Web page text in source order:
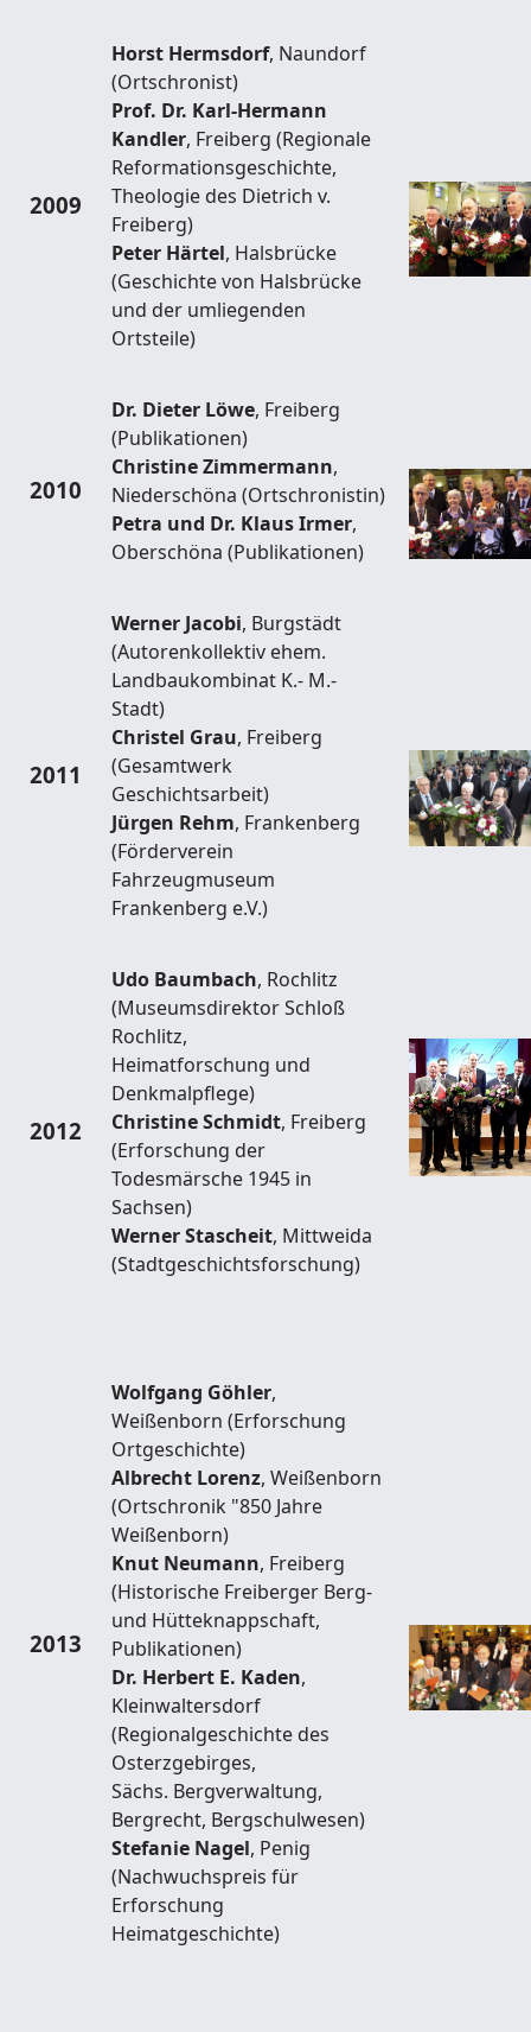
2009
Horst Hermsdorf, Naundorf
(Ortschronist)
Prof. Dr. Karl-Hermann
Kandler, Freiberg (Regionale
Reformationsgeschichte,
Theologie des Dietrich v.
Freiberg)
Peter Härtel, Halsbrücke
(Geschichte von Halsbrücke
und der umliegenden
Ortsteile)
2010
Dr. Dieter Löwe, Freiberg
(Publikationen)
Christine Zimmermann,
Niederschöna (Ortschronistin)
Petra und Dr. Klaus Irmer,
Oberschöna (Publikationen)
2011
Werner Jacobi, Burgstädt
(Autorenkollektiv ehem.
Landbaukombinat K.- M.-
Stadt)
Christel Grau, Freiberg
(Gesamtwerk
Geschichtsarbeit)
Jürgen Rehm, Frankenberg
(Förderverein
Fahrzeugmuseum
Frankenberg e.V.)
2012
Udo Baumbach, Rochlitz
(Museumsdirektor Schloß
Rochlitz,
Heimatforschung und
Denkmalpflege)
Christine Schmidt, Freiberg
(Erforschung der
Todesmärsche 1945 in
Sachsen)
Werner Stascheit, Mittweida
(Stadtgeschichtsforschung)
2013
Wolfgang Göhler,
Weißenborn (Erforschung
Ortgeschichte)
Albrecht Lorenz, Weißenborn
(Ortschronik "850 Jahre
Weißenborn)
Knut Neumann, Freiberg
(Historische Freiberger Berg-
und Hütteknappschaft,
Publikationen)
Dr. Herbert E. Kaden,
Kleinwaltersdorf
(Regionalgeschichte des
Osterzgebirges,
Sächs. Bergverwaltung,
Bergrecht, Bergschulwesen)
Stefanie Nagel, Penig
(Nachwuchspreis für
Erforschung
Heimatgeschichte)